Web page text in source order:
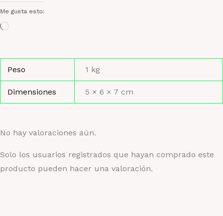
Me gusta esto:
Cargando...
Peso 1 kg
Dimensiones 5 × 6 × 7 cm
No hay valoraciones aún.
Solo los usuarios registrados que hayan comprado este
producto pueden hacer una valoración.